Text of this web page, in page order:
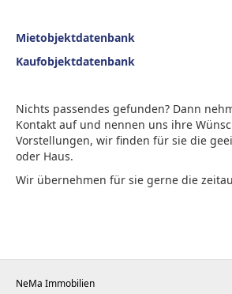
Mietobjektdatenbank
Kaufobjektdatenbank
Nichts passendes gefunden? Dann
Kontakt auf und nennen uns ihre
Vorstellungen, wir finden für sie die
oder Haus.
Wir übernehmen für sie gerne die
NeMa Immobilien